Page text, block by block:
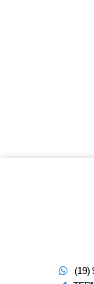
(19)